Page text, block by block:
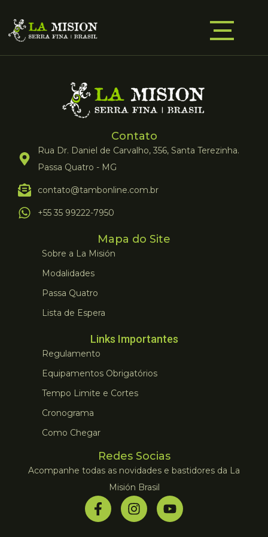
Contato
Rua Dr. Daniel de Carvalho, 356, Santa Terezinha.
Passa Quatro - MG
contato@tambonline.com.br
+55 35 99222-7950
Mapa do Site
Sobre a La Misión
Modalidades
Passa Quatro
Lista de Espera
Links Importantes
Regulamento
Equipamentos Obrigatórios
Tempo Limite e Cortes
Cronograma
Como Chegar
Redes Socias
Acompanhe todas as novidades e bastidores da La
Misión Brasil